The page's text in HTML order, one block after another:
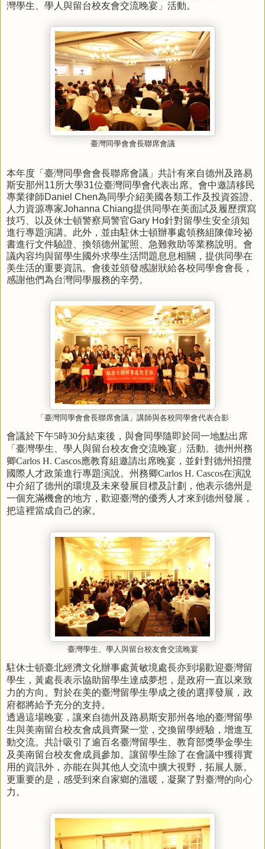
灣學生、學人與留台校友會交流晚宴」活動。
臺灣同學會會長聯席會議
本年度「臺灣同學會會長聯席會議」共計有來自德州及路易
斯安那州11所大學31位臺灣同學會代表出席。會中邀請移民
專業律師Daniel Chen為同學介紹美國各類工作及投資簽證、
人力資源專家Johanna Chiang提供同學在美面試及履歷撰寫
技巧、以及休士頓警察局警官Gary Ho針對留學生安全須知
進行專題演講。此外，並由駐休士頓辦事處領務組陳偉玲祕
書進行文件驗證、換領德州駕照、急難救助等業務說明。會
議內容均與留學生國外求學生活問題息息相關，提供同學在
美生活的重要資訊。會後並頒發感謝狀給各校同學會會長，
感謝他們為台灣同學服務的辛勞。
「臺灣同學會會長聯席會議」講師與各校同學會代表合影
會議於下午5時30分結束後，與會同學隨即於同一地點出席
「臺灣學生、學人與留台校友會交流晚宴」活動。德州州務
卿Carlos H. Cascos應教育組邀請出席晚宴，並針對德州招攬
國際人才政策進行專題演說。州務卿Carlos H. Cascos在演說
中介紹了德州的環境及未來發展目標及計劃，他表示德州是
一個充滿機會的地方，歡迎臺灣的優秀人才來到德州發展，
把這裡當成自己的家。
臺灣學生、學人與留台校友會交流晚宴
駐休士頓臺北經濟文化辦事處黃敏境處長亦到場歡迎臺灣留
學生，黃處長表示協助留學生達成夢想，是政府一直以來致
力的方向。對於在美的臺灣留學生學成之後的選擇發展，政
府都將給予充分的支持。
透過這場晚宴，讓來自德州及路易斯安那州各地的臺灣留學
生與美南留台校友會成員齊聚一堂，交換留學經驗，增進互
動交流。共計吸引了逾百名臺灣留學生、教育部獎學金學生
及美南留台校友會成員參加。讓留學生除了在會議中獲得實
用的資訊外，亦能在與其他人交流中擴大視野，拓展人脈。
更重要的是，感受到來自家鄉的溫暖，凝聚了對臺灣的向心
力。